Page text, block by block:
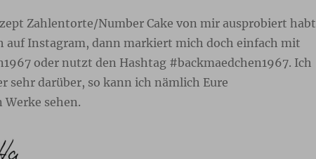
Zahlentorte/Number Cake von mir ausprobiert habt
auf Instagram, dann markiert mich doch einfach mit
oder nutzt den Hashtag #backmaedchen1967. Ich
sehr darüber, so kann ich nämlich Eure
Werke sehen.